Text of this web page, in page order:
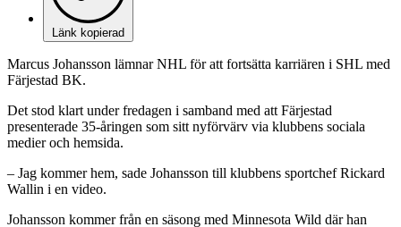
Länk kopierad
Marcus Johansson lämnar NHL för att fortsätta karriären i SHL med
Färjestad BK.
Det stod klart under fredagen i samband med att Färjestad
presenterade 35-åringen som sitt nyförvärv via klubbens sociala
medier och hemsida.
– Jag kommer hem, sade Johansson till klubbens sportchef Rickard
Wallin i en video.
Johansson kommer från en säsong med Minnesota Wild där han